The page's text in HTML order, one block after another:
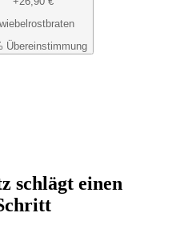
Übereinstimmung
schlägt einen